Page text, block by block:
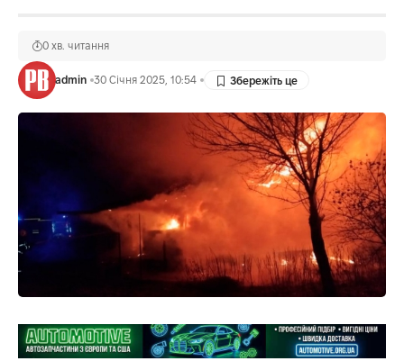
admin 30 Січня 2025, 10:54
0 хв. читання